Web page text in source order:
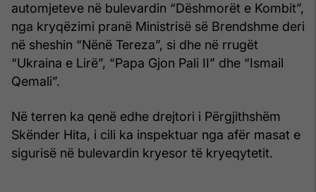
automjeteve në bulevardin “Dëshmorët e Kombit”,
nga kryqëzimi pranë Ministrisë së Brendshme deri
në sheshin “Nënë Tereza”, si dhe në rrugët
“Ukraina e Lirë”, “Papa Gjon Pali II” dhe “Ismail
Qemali”.
Në terren ka qenë edhe drejtori i Përgjithshëm
Skënder Hita, i cili ka inspektuar nga afër masat e
sigurisë në bulevardin kryesor të kryeqytetit.